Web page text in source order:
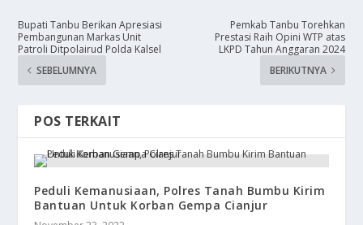
Bupati Tanbu Berikan Apresiasi
Pembangunan Markas Unit
Patroli Ditpolairud Polda Kalsel
SEBELUMNYA
Pemkab Tanbu Torehkan
Prestasi Raih Opini WTP atas
LKPD Tahun Anggaran 2024
BERIKUTNYA
POS TERKAIT
Peduli Kemanusiaan, Polres Tanah Bumbu Kirim
Bantuan Untuk Korban Gempa Cianjur